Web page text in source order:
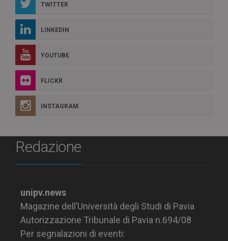
TWITTER
LINKEDIN
YOUTUBE
FLICKR
INSTAGRAM
Redazione
unipv.news
Magazine dell’Università degli Studi di Pavia
Autorizzazione Tribunale di Pavia n.694/08
Per segnalazioni di eventi: